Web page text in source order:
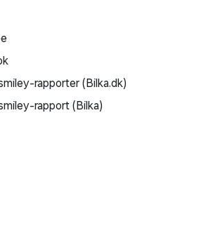
rapporter (Bilka.dk)
rapport (Bilka)